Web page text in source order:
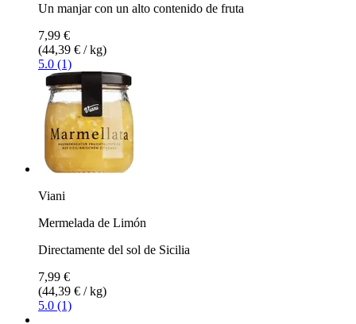
Un manjar con un alto contenido de fruta
7,99 €
(44,39 € / kg)
5.0 (1)
Viani
Mermelada de Limón
Directamente del sol de Sicilia
7,99 €
(44,39 € / kg)
5.0 (1)